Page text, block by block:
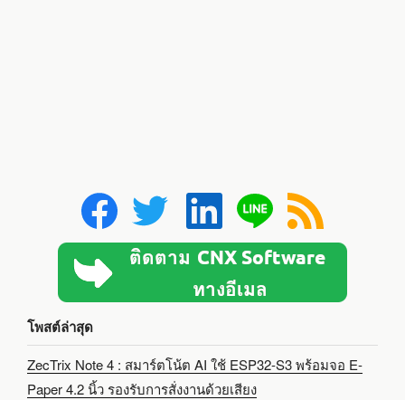
โพสต์ล่าสุด
ZecTrix Note 4 : สมาร์ตโน้ต AI ใช้ ESP32-S3 พร้อมจอ E-
Paper 4.2 นิ้ว รองรับการสั่งงานด้วยเสียง